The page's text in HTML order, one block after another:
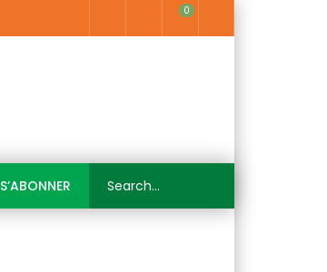
0
S’ABONNER